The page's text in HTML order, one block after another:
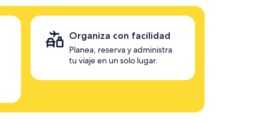
Organiza con facilidad
Planea, reserva y administra
tu viaje en un solo lugar.